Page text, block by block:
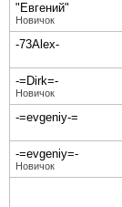
"Евгений"
Новичок
-73Alex-
-=Dirk=-
Новичок
-=evgeniy-=
-=evgeniy=-
Новичок